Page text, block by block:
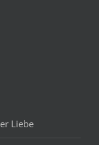
Liebe